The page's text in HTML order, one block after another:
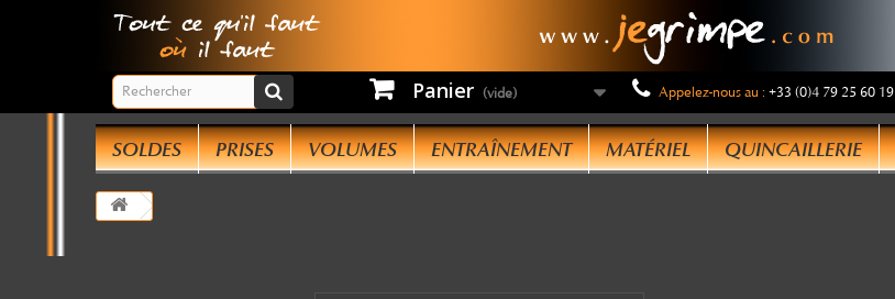
Panier (vide) Appelez-nous au : +33 (0)4 79 25 60 19
SOLDES PRISES VOLUMES ENTRAÎNEMENT MATÉRIEL QUINCAILLERIE